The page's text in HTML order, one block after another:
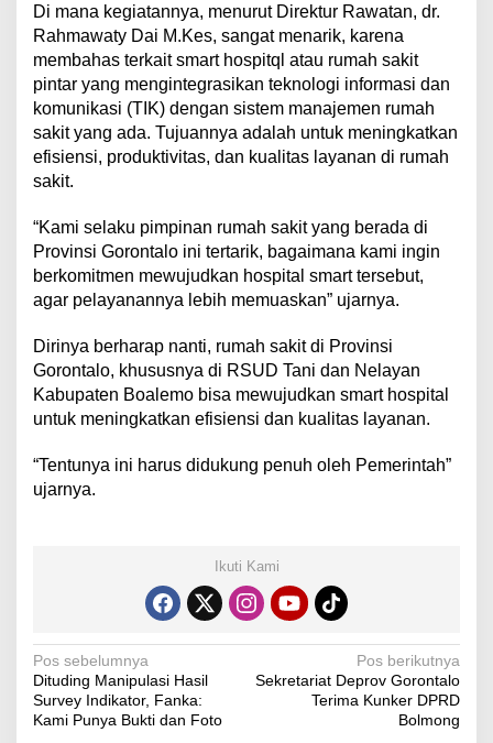
Di mana kegiatannya, menurut Direktur Rawatan, dr.
Rahmawaty Dai M.Kes, sangat menarik, karena
membahas terkait smart hospitql atau rumah sakit
pintar yang mengintegrasikan teknologi informasi dan
komunikasi (TIK) dengan sistem manajemen rumah
sakit yang ada. Tujuannya adalah untuk meningkatkan
efisiensi, produktivitas, dan kualitas layanan di rumah
sakit.
“Kami selaku pimpinan rumah sakit yang berada di
Provinsi Gorontalo ini tertarik, bagaimana kami ingin
berkomitmen mewujudkan hospital smart tersebut,
agar pelayanannya lebih memuaskan” ujarnya.
Dirinya berharap nanti, rumah sakit di Provinsi
Gorontalo, khususnya di RSUD Tani dan Nelayan
Kabupaten Boalemo bisa mewujudkan smart hospital
untuk meningkatkan efisiensi dan kualitas layanan.
“Tentunya ini harus didukung penuh oleh Pemerintah”
ujarnya.
Ikuti Kami
N
a
v
Pos sebelumnya
Dituding Manipulasi Hasil
Survey Indikator, Fanka:
Kami Punya Bukti dan Foto
Pos berikutnya
Sekretariat Deprov Gorontalo
Terima Kunker DPRD
Bolmong